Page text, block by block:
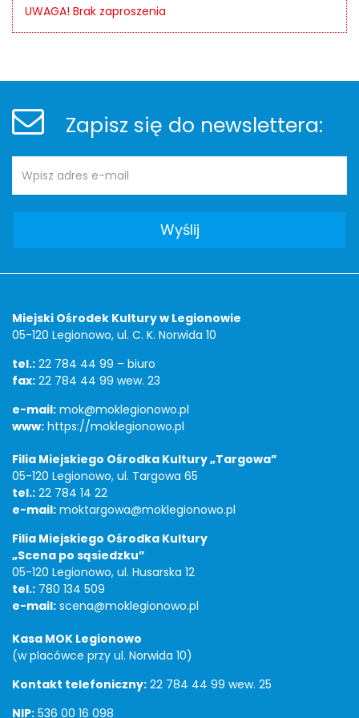
UWAGA! Brak zaproszenia
Newsletter
Zapisz się do newslettera:
Newsletter
e-
mail:
Adres
Miejski Ośrodek Kultury w Legionowie
05-120 Legionowo, ul. C. K. Norwida 10
tel.: 22 784 44 99 – biuro
fax: 22 784 44 99 wew. 23
e-mail: mok@moklegionowo.pl
www: https://moklegionowo.pl
Filia Miejskiego Ośrodka Kultury „Targowa”
05-120 Legionowo, ul. Targowa 65
tel.: 22 784 14 22
e-mail: moktargowa@moklegionowo.pl
Filia Miejskiego Ośrodka Kultury
„Scena po sąsiedzku”
05-120 Legionowo, ul. Husarska 12
tel.: 780 134 509
e-mail: scena@moklegionowo.pl
Kasa MOK Legionowo
(w placówce przy ul. Norwida 10)
Kontakt telefoniczny: 22 784 44 99 wew. 25
NIP: 536 00 16 098